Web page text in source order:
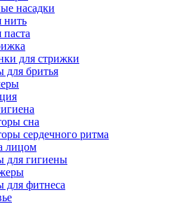
насадки
нить
паста
для стрижки
для бритья
сна
сердечного ритма
лицом
для гигиены
для фитнеса